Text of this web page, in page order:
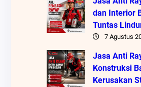
dan Interior
Tuntas
7 Agustus
Jasa Anti
Konstruksi
Kerusakan